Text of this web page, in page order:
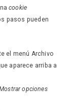
cookie
pasos pueden
el menú Archivo
aparece arriba a
opciones